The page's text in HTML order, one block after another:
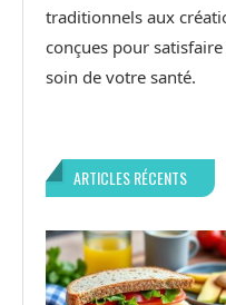
traditionnels aux
conçues pour
soin de votre santé.
ARTICLES RÉCENTS